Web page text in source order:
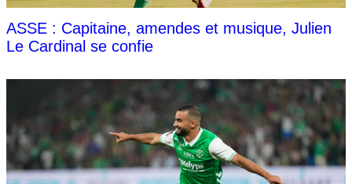
ASSE : Capitaine, amendes et musique, Julien
Le Cardinal se confie